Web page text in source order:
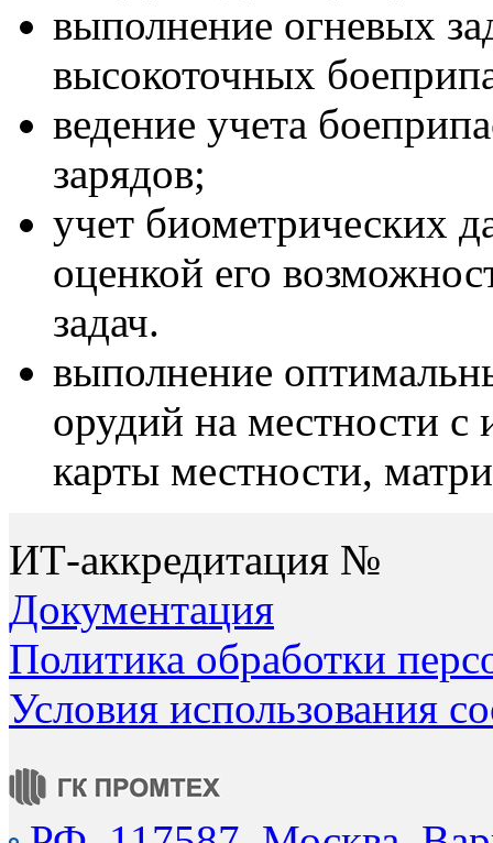
выполнение огневых
высокоточных
ведение учета
зарядов;
учет биометрических
оценкой его
задач.
выполнение
орудий на местности с
карты местности,
ИТ-аккредитация №
Документация
Политика обработки
Условия использования